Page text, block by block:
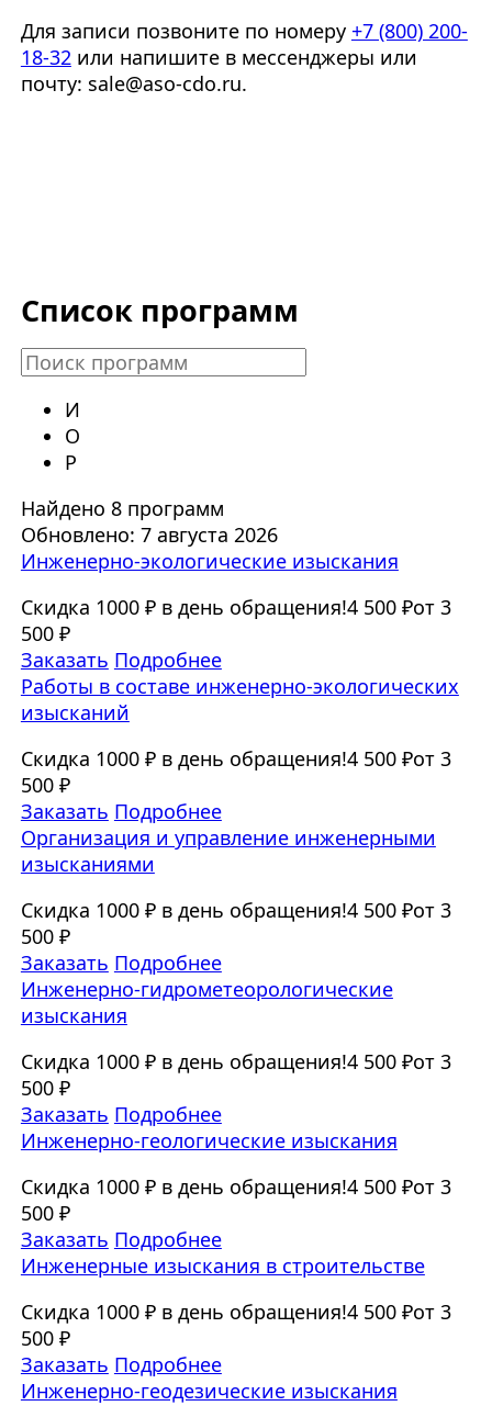
Для записи позвоните по номеру +7 (800) 200-
18-32или напишите в мессенджеры или
почту: sale@aso-cdo.ru.
Список программ
И
О
Р
Найдено 8 программ
Обновлено: 7 августа 2026
Инженерно-экологические изыскания
Скидка 1000 ₽ в день обращения!4 500 ₽от 3
500 ₽
Заказать Подробнее
Работы в составе инженерно-экологических
изысканий
Скидка 1000 ₽ в день обращения!4 500 ₽от 3
500 ₽
Заказать Подробнее
Организация и управление инженерными
изысканиями
Скидка 1000 ₽ в день обращения!4 500 ₽от 3
500 ₽
Заказать Подробнее
Инженерно-гидрометеорологические
изыскания
Скидка 1000 ₽ в день обращения!4 500 ₽от 3
500 ₽
Заказать Подробнее
Инженерно-геологические изыскания
Скидка 1000 ₽ в день обращения!4 500 ₽от 3
500 ₽
Заказать Подробнее
Инженерные изыскания в строительстве
Скидка 1000 ₽ в день обращения!4 500 ₽от 3
500 ₽
Заказать Подробнее
Инженерно-геодезические изыскания